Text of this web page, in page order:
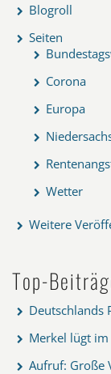
Blogroll
Seiten
Corona
Europa
Wetter
Weitere
Top-
Deutschlands
Merkel lügt
Aufruf: Große